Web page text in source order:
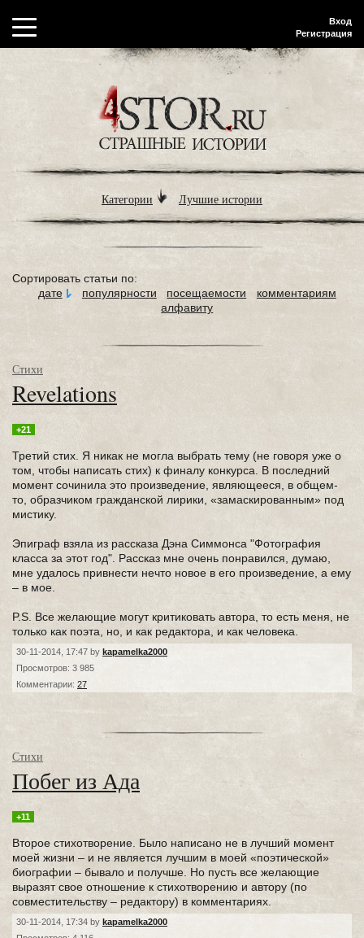
Вход
Регистрация
Категории Лучшие истории
Сортировать статьи по:
дате
популярности посещаемости
комментариям
алфавиту
Стихи
Revelations
+21
Третий стих. Я никак не могла выбрать тему (не говоря уже о
том, чтобы написать стих) к финалу конкурса. В последний
момент сочинила это произведение, являющееся, в общем-
то, образчиком гражданской лирики, «замаскированным» под
мистику.
Эпиграф взяла из рассказа Дэна Симмонса "Фотография
класса за этот год". Рассказ мне очень понравился, думаю,
мне удалось привнести нечто новое в его произведение, а ему
– в мое.
P.S. Все желающие могут критиковать автора, то есть меня, не
только как поэта, но, и как редактора, и как человека.
30-11-2014, 17:47 by kapamelka2000
Просмотров: 3 985
Комментарии: 27
Стихи
Побег из Ада
+11
Второе стихотворение. Было написано не в лучший момент
моей жизни – и не является лучшим в моей «поэтической»
биографии – бывало и получше. Но пусть все желающие
выразят свое отношение к стихотворению и автору (по
совместительству – редактору) в комментариях.
30-11-2014, 17:34 by kapamelka2000